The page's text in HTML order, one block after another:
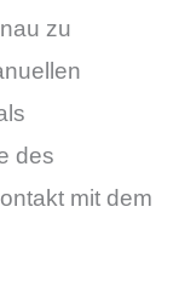
zu
des
mit dem